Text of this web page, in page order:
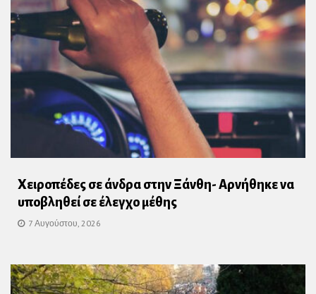
Χειροπέδες σε άνδρα στην Ξάνθη- Αρνήθηκε να
υποβληθεί σε έλεγχο μέθης
7 Αυγούστου, 2026